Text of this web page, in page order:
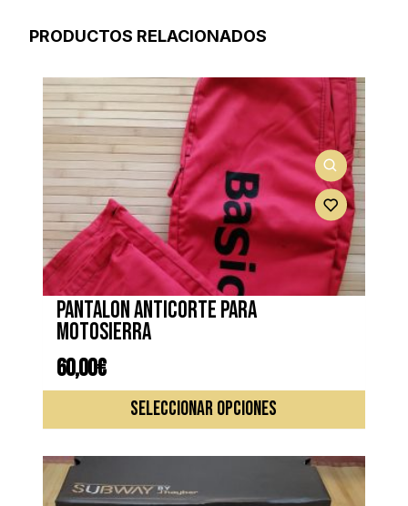
PRODUCTOS RELACIONADOS
Pantalon anticorte para
motosierra
60,00€
SELECCIONAR OPCIONES
Este